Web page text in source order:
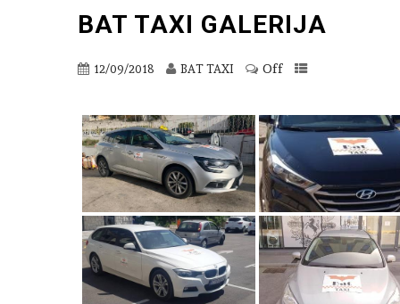
BAT TAXI GALERIJA
12/09/2018 BAT TAXI Off